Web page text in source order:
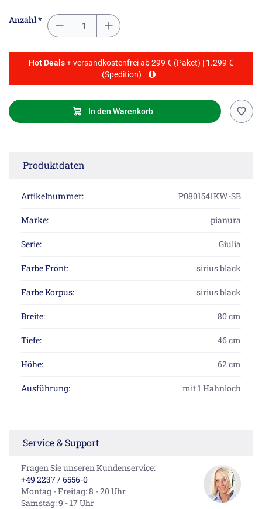
Anzahl *
Hot Deals+ versandkostenfrei ab 299 € (Paket) | 1.299 €
(Spedition)
In den Warenkorb
Produktdaten
Artikelnummer: P0801541KW-SB
Marke: pianura
Serie: Giulia
Farbe Front: sirius black
Farbe Korpus: sirius black
Breite: 80 cm
Tiefe: 46 cm
Höhe: 62 cm
Ausführung: mit 1 Hahnloch
Service & Support
Fragen Sie unseren Kundenservice:
+49 2237 / 6556-0
Montag - Freitag: 8 - 20 Uhr
Samstag: 9 - 17 Uhr